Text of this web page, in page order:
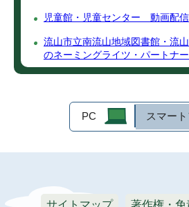
児童館・児童センター 動画配信
流山市立南流山地域図書館・流
のネーミングライツ・パートナ
PC スマー